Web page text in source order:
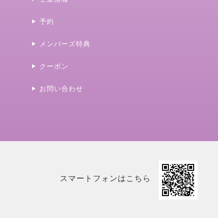
予約
メンバーズ特典
クーポン
お問い合わせ
スマートフォンはこちら